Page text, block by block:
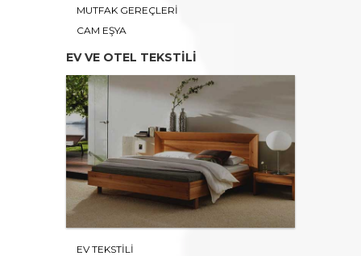
MUTFAK GEREÇLERİ
CAM EŞYA
EV VE OTEL TEKSTİLİ
EV TEKSTİLİ